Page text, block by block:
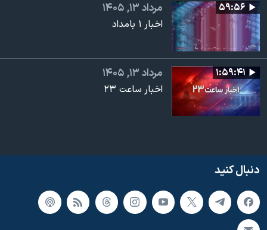
۵۹:۵۶ مرداد ۱۳, ۱۴۰۵
اخبار ۱ بامداد
۱:۵۹:۴۱ مرداد ۱۳, ۱۴۰۵
اخبار ساعت ۲۳
دنبال کنید